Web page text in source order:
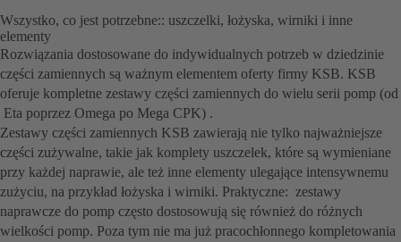
Wszystko, co jest potrzebne:: uszczelki, łożyska, wirniki i inne
elementy
Rozwiązania dostosowane do indywidualnych potrzeb w dziedzinie
części zamiennych są ważnym elementem oferty firmy KSB. KSB
oferuje kompletne zestawy części zamiennych do wielu serii pomp (od
Eta poprzez Omega po Mega CPK) .
Zestawy części zamiennych KSB zawierają nie tylko najważniejsze
części zużywalne, takie jak komplety uszczelek, które są wymieniane
przy każdej naprawie, ale też inne elementy ulegające intensywnemu
zużyciu, na przykład łożyska i wirniki. Praktyczne: zestawy
naprawcze do pomp często dostosowują się również do różnych
wielkości pomp. Poza tym nie ma już pracochłonnego kompletowania